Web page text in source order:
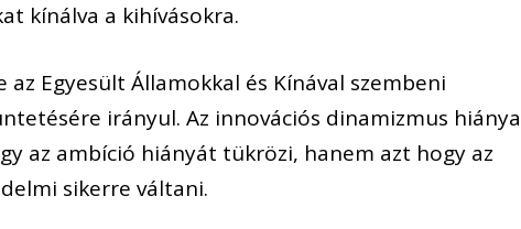
kínálva a kihívásokra.
az Egyesült Államokkal és Kínával szembeni
irányul. Az innovációs dinamizmus hiánya
az ambíció hiányát tükrözi, hanem azt hogy az
sikerre váltani.